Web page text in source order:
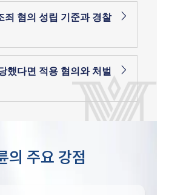
죄 혐의 성립 기준과 경찰
했다면 적용 혐의와 처벌
의 주요 강점